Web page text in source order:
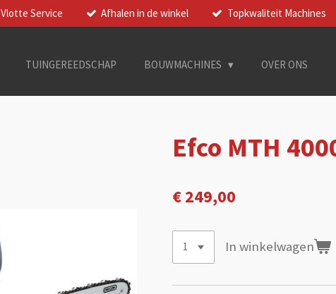
Vlotte Service Afhalen in de winkel Topkwaliteit Machines
TUINGEREEDSCHAP BOUWMACHINES OVER ONS
Efco MTH
€ 249,00
In winkelwagen